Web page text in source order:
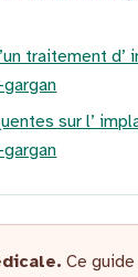
traitement d’
sur l’
Ce